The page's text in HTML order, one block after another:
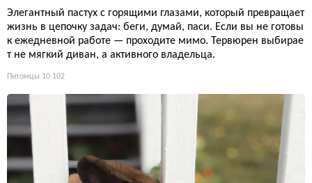
Элегантный пастух с горящими глазами, который превращает
жизнь в цепочку задач: беги, думай, паси. Если вы не готовы
к ежедневной работе — проходите мимо. Тервюрен выбирае
т не мягкий диван, а активного владельца.
Питомцы 10 102